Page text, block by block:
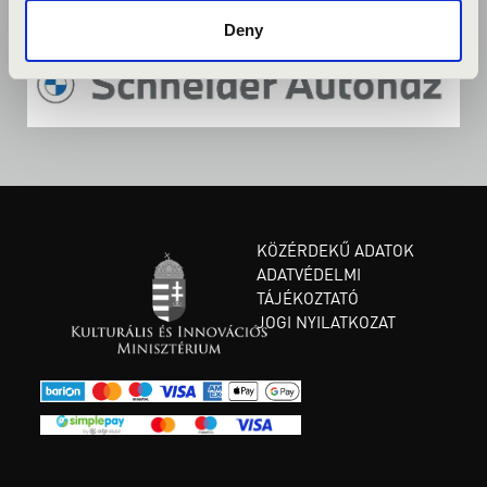
Deny
KÖZÉRDEKŰ ADATOK
ADATVÉDELMI
TÁJÉKOZTATÓ
JOGI NYILATKOZAT